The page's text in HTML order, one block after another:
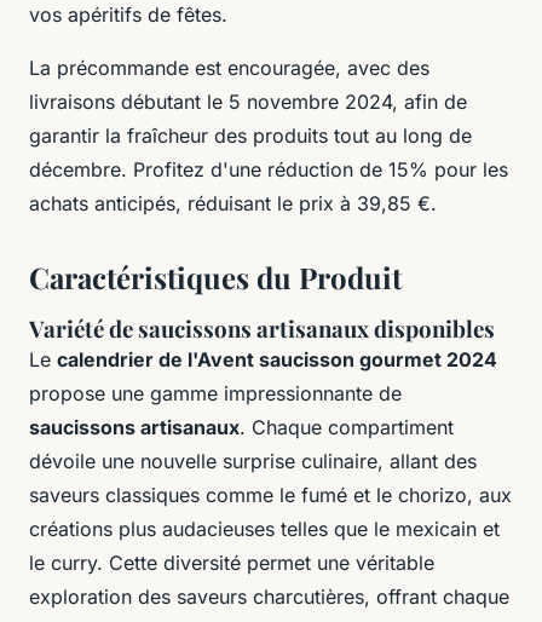
vos apéritifs de fêtes.
La précommande est encouragée, avec des
livraisons débutant le 5 novembre 2024, afin de
garantir la fraîcheur des produits tout au long de
décembre. Profitez d'une réduction de 15% pour les
achats anticipés, réduisant le prix à 39,85 €.
Caractéristiques du Produit
Variété de saucissons artisanaux disponibles
Le calendrier de l'Avent saucisson gourmet 2024
propose une gamme impressionnante de
saucissons artisanaux. Chaque compartiment
dévoile une nouvelle surprise culinaire, allant des
saveurs classiques comme le fumé et le chorizo, aux
créations plus audacieuses telles que le mexicain et
le curry. Cette diversité permet une véritable
exploration des saveurs charcutières, offrant chaque